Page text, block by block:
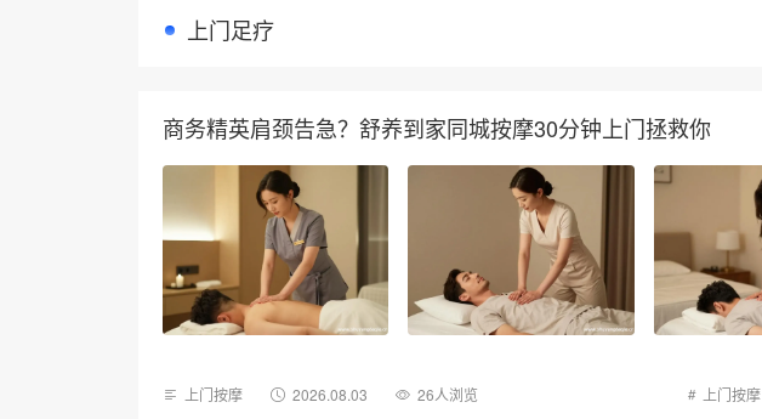
上门足疗
商务精英肩颈告急？舒养到家同城按摩30分钟上门拯救你
上门按摩 2026.08.03 26人浏览 上门按摩